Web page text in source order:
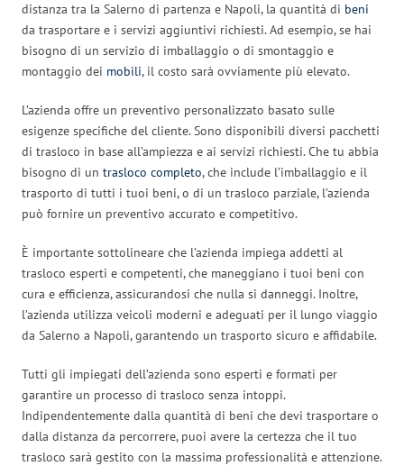
distanza tra la Salerno di partenza e Napoli, la quantità di beni
da trasportare e i servizi aggiuntivi richiesti. Ad esempio, se hai
bisogno di un servizio di imballaggio o di smontaggio e
montaggio dei mobili, il costo sarà ovviamente più elevato.
L’azienda offre un preventivo personalizzato basato sulle
esigenze specifiche del cliente. Sono disponibili diversi pacchetti
di trasloco in base all’ampiezza e ai servizi richiesti. Che tu abbia
bisogno di un trasloco completo, che include l’imballaggio e il
trasporto di tutti i tuoi beni, o di un trasloco parziale, l’azienda
può fornire un preventivo accurato e competitivo.
È importante sottolineare che l’azienda impiega addetti al
trasloco esperti e competenti, che maneggiano i tuoi beni con
cura e efficienza, assicurandosi che nulla si danneggi. Inoltre,
l’azienda utilizza veicoli moderni e adeguati per il lungo viaggio
da Salerno a Napoli, garantendo un trasporto sicuro e affidabile.
Tutti gli impiegati dell’azienda sono esperti e formati per
garantire un processo di trasloco senza intoppi.
Indipendentemente dalla quantità di beni che devi trasportare o
dalla distanza da percorrere, puoi avere la certezza che il tuo
trasloco sarà gestito con la massima professionalità e attenzione.